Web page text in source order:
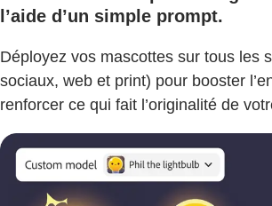
l’aide d’un simple prompt.
Déployez vos mascottes sur tous les
sociaux, web et print) pour booster
renforcer ce qui fait l’originalité de